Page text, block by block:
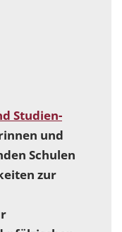
Studien-
und
Schulen
zur